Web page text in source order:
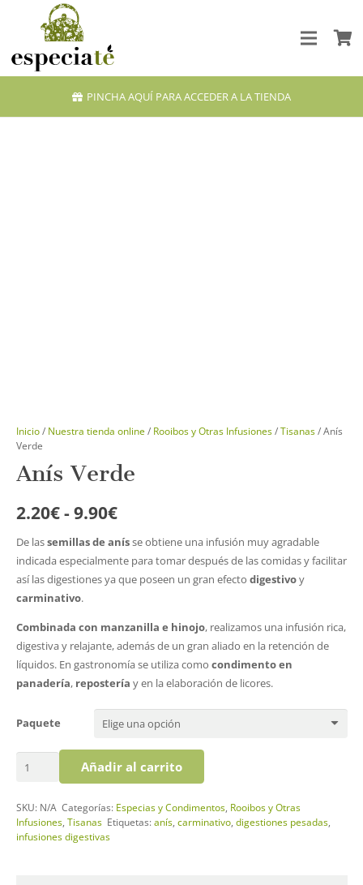
PINCHA AQUÍ PARA ACCEDER A LA TIENDA
Inicio/ Nuestra tienda online/ Rooibos y Otras Infusiones/Tisanas/ Anís
Verde
Anís Verde
2.20€-9.90€Rango
precios:
desde
2.20€
9.90€
De lassemillas de anísse obtiene una infusión muy agradable
indicada especialmente para tomar después de las comidas y facilitar
así las digestiones ya que poseen un gran efecto digestivoy
carminativo.
Combinada con manzanilla e hinojo, realizamos una infusión rica,
digestiva y relajante, además de un gran aliado en la retención de
líquidos. En gastronomía se utiliza como condimento en
panadería, repostería y en la elaboración de licores.
Paquete
Añadir al carrito
SKU: N/A Categorías: Especias y Condimentos Rooibos y Otras
Infusiones, Tisanas Etiquetas:anís ,carminativo ,digestiones pesadas
infusiones digestivas